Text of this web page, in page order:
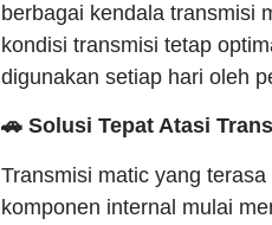
berbagai kendala transmisi
kondisi transmisi tetap
digunakan setiap hari oleh
🚗 Solusi Tepat Atasi
Transmisi matic yang
komponen internal mulai